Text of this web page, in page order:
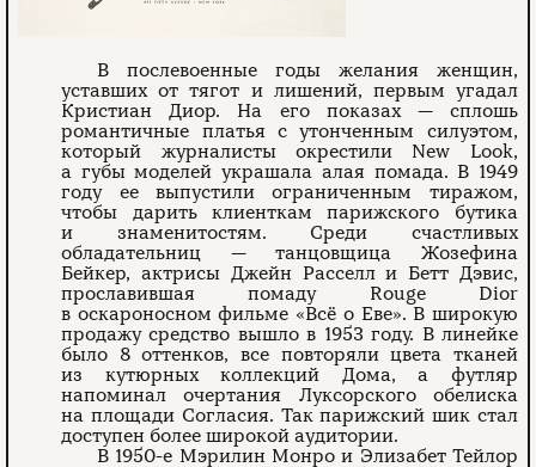
В послевоенные годы желания женщин,
уставших от тягот и лишений, первым угадал
Кристиан Диор. На его показах — сплошь
романтичные платья с утонченным силуэтом,
который журналисты окрестили New Look,
а губы моделей украшала алая помада. В 1949
году ее выпустили ограниченным тиражом,
чтобы дарить клиенткам парижского бутика
и знаменитостям. Среди счастливых
обладательниц — танцовщица Жозефина
Бейкер, актрисы Джейн Расселл и Бетт Дэвис,
прославившая помаду Rouge Dior
в оскароносном фильме «Всё о Еве». В широкую
продажу средство вышло в 1953 году. В линейке
было 8 оттенков, все повторяли цвета тканей
из кутюрных коллекций Дома, а футляр
напоминал очертания Луксорского обелиска
на площади Согласия. Так парижский шик стал
доступен более широкой аудитории.
В 1950-е Мэрилин Монро и Элизабет Тейлор